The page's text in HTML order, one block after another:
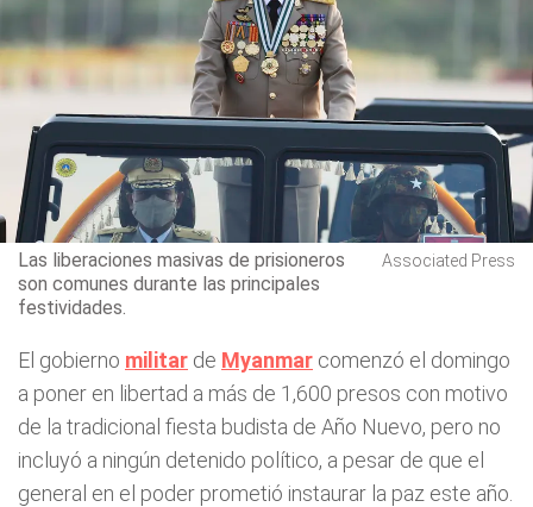
Las liberaciones masivas de prisioneros
son comunes durante las principales
festividades.
Associated Press
El gobierno militar de Myanmar comenzó el domingo
a poner en libertad a más de 1,600 presos con motivo
de la tradicional fiesta budista de Año Nuevo, pero no
incluyó a ningún detenido político, a pesar de que el
general en el poder prometió instaurar la paz este año.